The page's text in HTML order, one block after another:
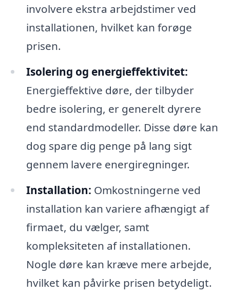
involvere ekstra arbejdstimer ved
installationen, hvilket kan forøge
prisen.
Isolering og energieffektivitet:
Energieffektive døre, der tilbyder
bedre isolering, er generelt dyrere
end standardmodeller. Disse døre kan
dog spare dig penge på lang sigt
gennem lavere energiregninger.
Installation: Omkostningerne ved
installation kan variere afhængigt af
firmaet, du vælger, samt
kompleksiteten af installationen.
Nogle døre kan kræve mere arbejde,
hvilket kan påvirke prisen betydeligt.